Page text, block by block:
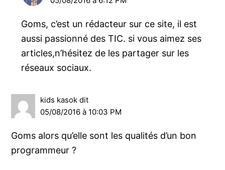
Goms, c’est un rédacteur sur ce site, il est
aussi passionné des TIC. si vous aimez ses
articles,n’hésitez de les partager sur les
réseaux sociaux.
kids kasok dit
05/08/2016 à 10:03 PM
Goms alors qu’elle sont les qualités d’un bon
programmeur ?